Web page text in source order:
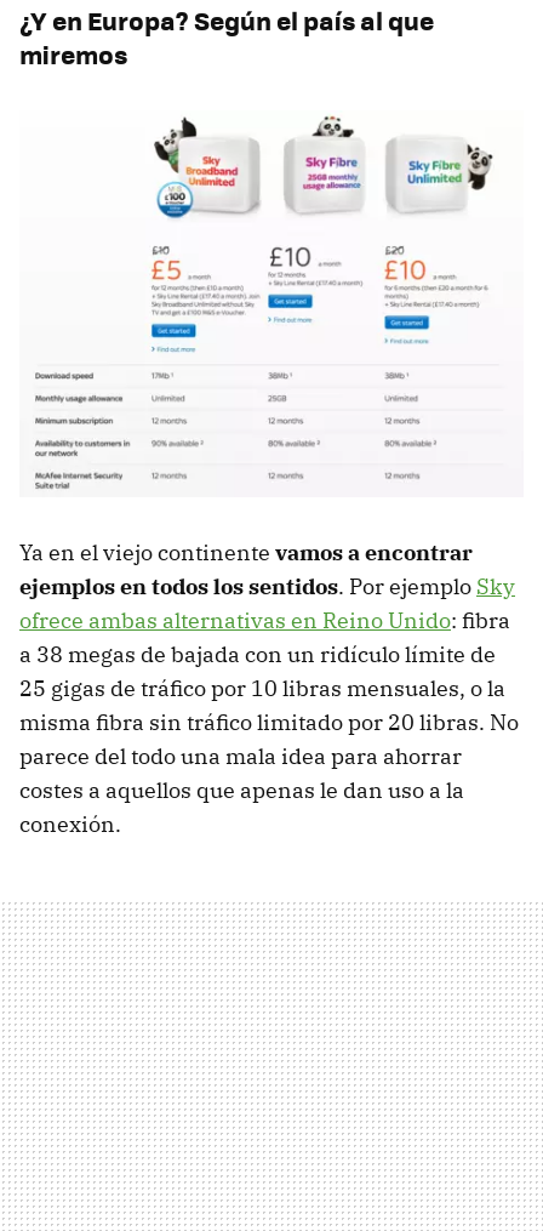
¿Y en Europa? Según el país al que
miremos
Ya en el viejo continente vamos a encontrar
ejemplos en todos los sentidos. Por ejemplo Sky
ofrece ambas alternativas en Reino Unido: fibra
a 38 megas de bajada con un ridículo límite de
25 gigas de tráfico por 10 libras mensuales, o la
misma fibra sin tráfico limitado por 20 libras. No
parece del todo una mala idea para ahorrar
costes a aquellos que apenas le dan uso a la
conexión.